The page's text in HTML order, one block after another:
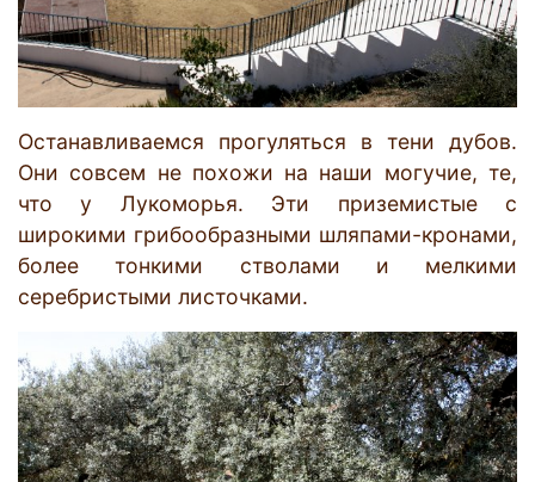
Останавливаемся прогуляться в тени дубов.
Они совcем не похожи на наши могучие, те,
что у Лукоморья. Эти приземистые с
широкими грибообразными шляпами-кронами,
более тонкими стволами и мелкими
серебристыми листочками.